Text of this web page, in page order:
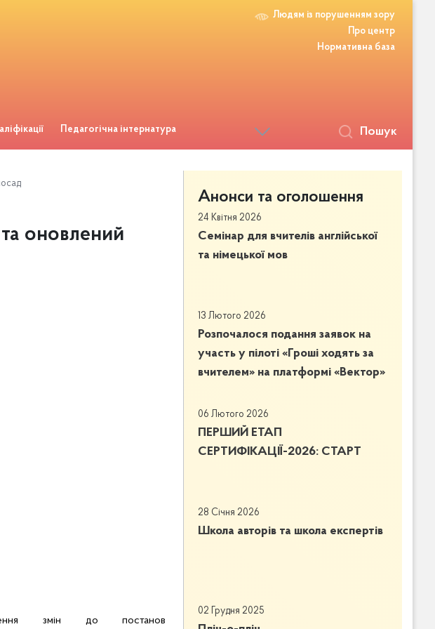
Людям із порушенням зору
Про центр
Нормативна база
Педагогічна інтернатура Пошук
та оновлений
змін до постанов
Анонси та оголошення
24 Квітня 2026
Семінар для вчителів англійської
та німецької мов
13 Лютого 2026
Розпочалося подання заявок на
участь у пілоті «Гроші ходять за
вчителем» на платформі «Вектор»
06 Лютого 2026
ПЕРШИЙ ЕТАП
СЕРТИФІКАЦІЇ-2026: СТАРТ
28 Січня 2026
Школа авторів та школа експертів
02 Грудня 2025